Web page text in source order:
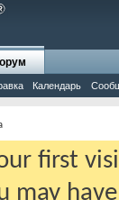
Календарь
first
may